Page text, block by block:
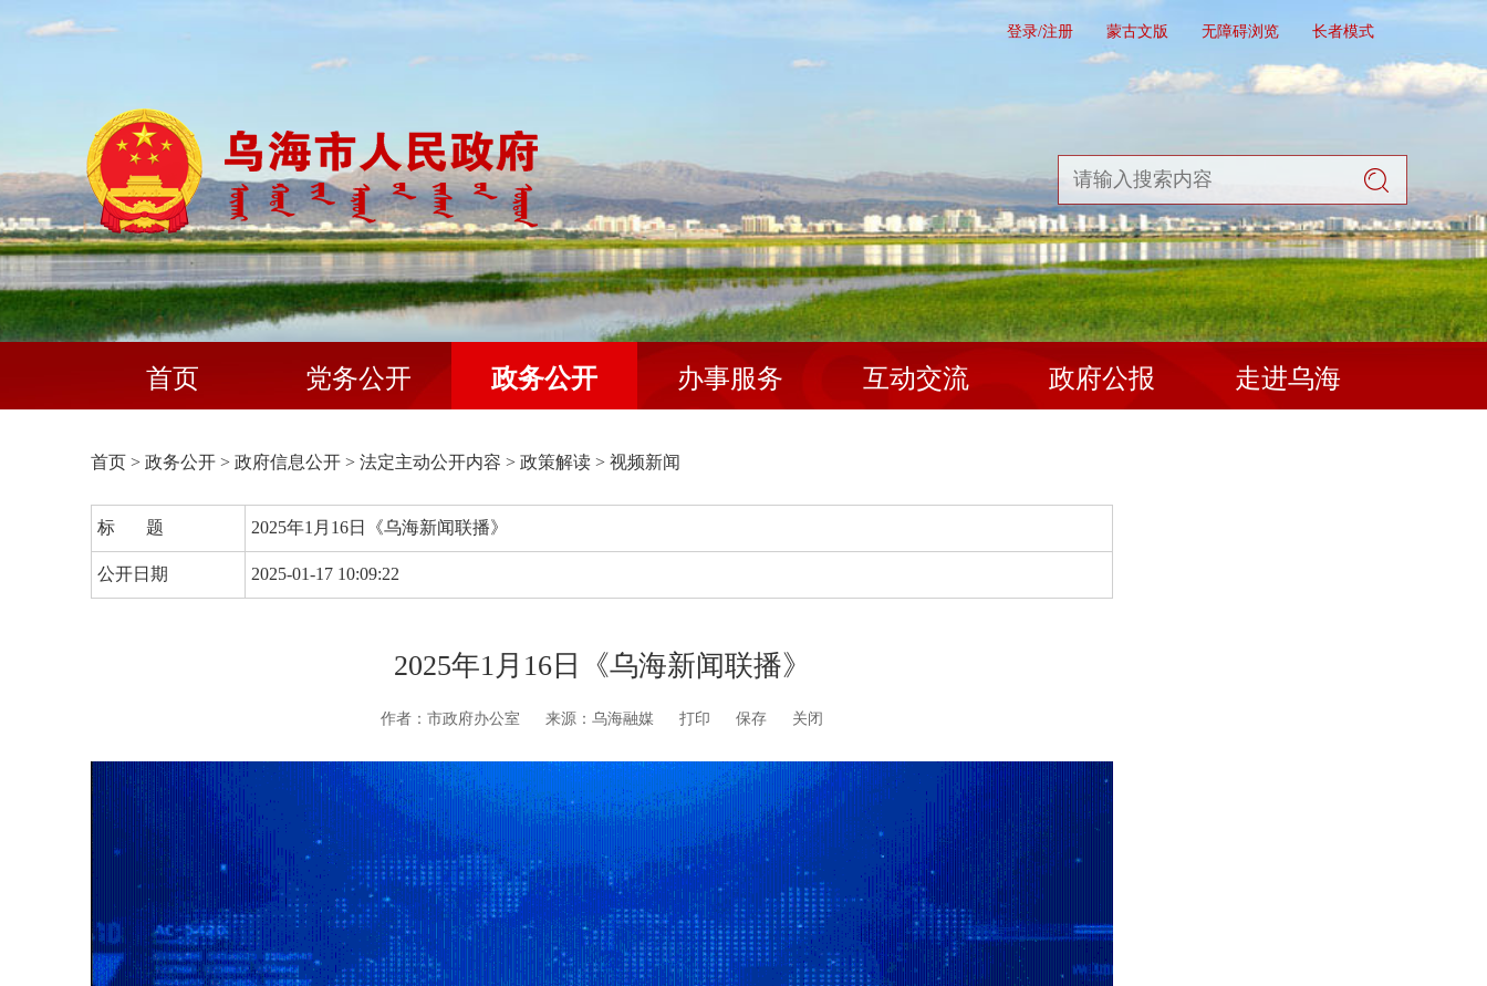
登录/注册 蒙古文版 无障碍浏览 长者模式
首页 党务公开 政务公开 办事服务 互动交流 政府公报 走进乌海
首页 > 政务公开 > 政府信息公开 > 法定主动公开内容 > 政策解读 > 视频新闻
标 题 2025年1月16日《乌海新闻联播》
公开日期 2025-01-17 10:09:22
2025年1月16日《乌海新闻联播》
作者：市政府办公室 来源：乌海融媒 打印 保存 关闭